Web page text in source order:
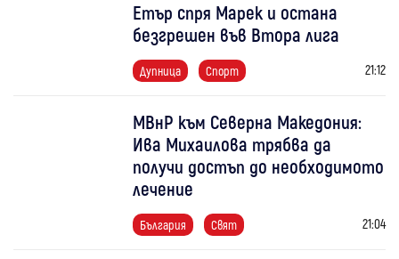
Етър спря Марек и остана
безгрешен във Втора лига
Дупница Спорт 21:12
МВнР към Северна Македония:
Ива Михаилова трябва да
получи достъп до необходимото
лечение
България Свят 21:04